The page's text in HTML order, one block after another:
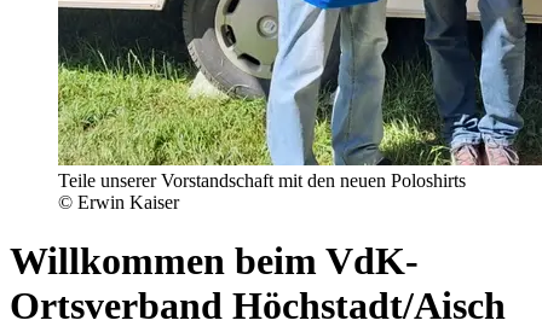
Teile unserer Vorstandschaft mit den neuen Poloshirts
© Erwin Kaiser
Willkommen beim VdK-
Ortsverband Höchstadt/Aisch